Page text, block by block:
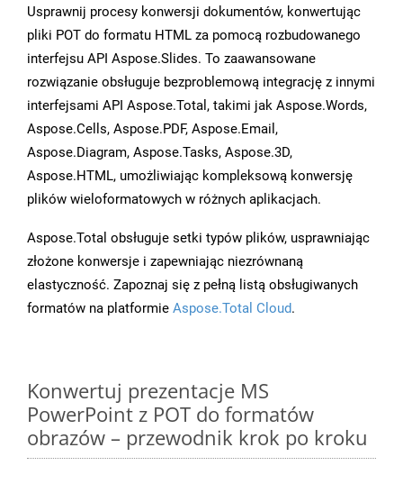
Usprawnij procesy konwersji dokumentów, konwertując
pliki POT do formatu HTML za pomocą rozbudowanego
interfejsu API Aspose.Slides. To zaawansowane
rozwiązanie obsługuje bezproblemową integrację z innymi
interfejsami API Aspose.Total, takimi jak Aspose.Words,
Aspose.Cells, Aspose.PDF, Aspose.Email,
Aspose.Diagram, Aspose.Tasks, Aspose.3D,
Aspose.HTML, umożliwiając kompleksową konwersję
plików wieloformatowych w różnych aplikacjach.
Aspose.Total obsługuje setki typów plików, usprawniając
złożone konwersje i zapewniając niezrównaną
elastyczność. Zapoznaj się z pełną listą obsługiwanych
formatów na platformie Aspose.Total Cloud.
Konwertuj prezentacje MS
PowerPoint z POT do formatów
obrazów – przewodnik krok po kroku